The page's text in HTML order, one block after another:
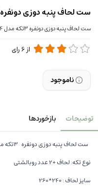
ست لحاف پنبه دوزی دونفره 3تکه مدل sare v4
ست لحاف پنبه دوزی دونفره 3تکه مدل sare v4
از6رای
ناموجود
توضیحات بازخوردها
ست لحاف پنبه دوزی دونفره 3تکه مدل sare v4
نوع تکه: لحاف +2 عدد روبالشتی
سایز لحاف : 240*260